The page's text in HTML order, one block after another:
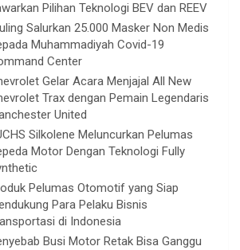
Pilihan Teknologi BEV dan REEV
Salurkan 25.000 Masker Non Medis
Muhammadiyah Covid-19
Center
Gelar Acara Menjajal All New
Trax dengan Pemain Legendaris
United
Silkolene Meluncurkan Pelumas
Motor Dengan Teknologi Fully
Pelumas Otomotif yang Siap
Para Pelaku Bisnis
di Indonesia
Busi Motor Retak Bisa Ganggu